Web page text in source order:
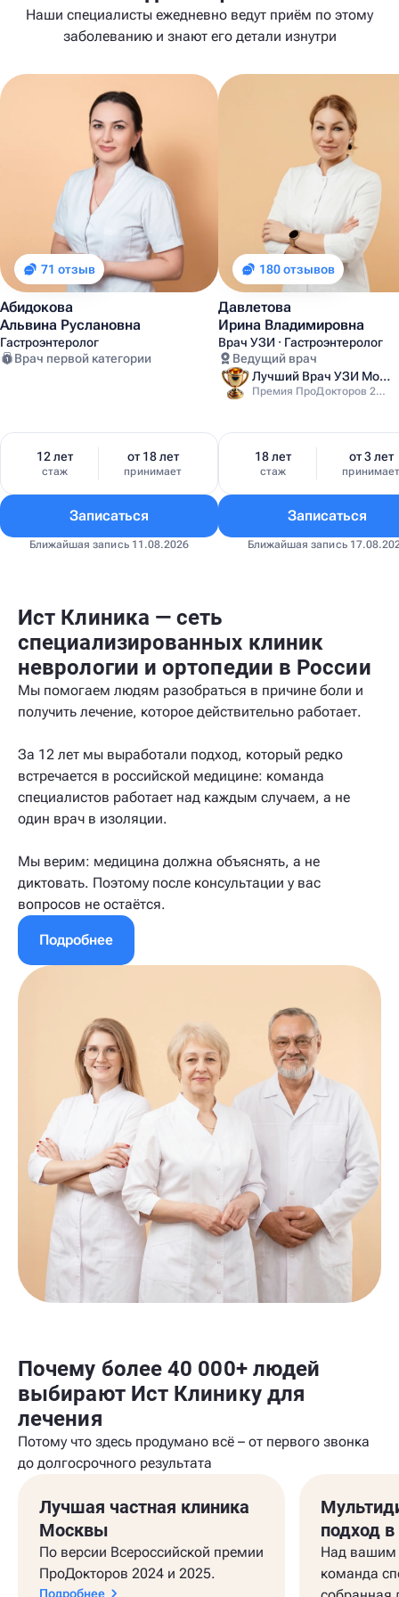
Наши специалисты ежедневно ведут приём по этому
заболеванию и знают его детали изнутри
71 отзыв
Абидокова
Альвина Руслановна
Гастроэнтеролог
Врач первой категории
12 лет
стаж
от 18 лет
принимает
Записаться
Ближайшая запись 11.08.2026
180 отзывов
Давлетова
Ирина Владимировна
Врач УЗИ · Гастроэнтеролог
Ведущий врач
Лучший Врач УЗИ Москвы
Премия ПроДокторов 2025
18 лет
стаж
от 3 лет
принимает
Записаться
Ближайшая запись
Ист Клиника — сеть
специализированных клиник
неврологии и ортопедии в России
Мы помогаем людям разобраться в причине боли и
получить лечение, которое действительно работает.
За 12 лет мы выработали подход, который редко
встречается в российской медицине: команда
специалистов работает над каждым случаем, а не
один врач в изоляции.
Мы верим: медицина должна объяснять, а не
диктовать. Поэтому после консультации у вас
вопросов не остаётся.
Подробнее
Почему более 40 000+ людей
выбирают Ист Клинику для
лечения
Потому что здесь продумано всё – от первого звонка
до долгосрочного результата
Лучшая частная клиника
Москвы
По версии Всероссийской премии
ПроДокторов 2024 и 2025.
Подробнее
подход
Над вашим
команда